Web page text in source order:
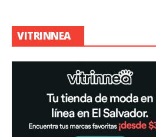
VITRINNEA